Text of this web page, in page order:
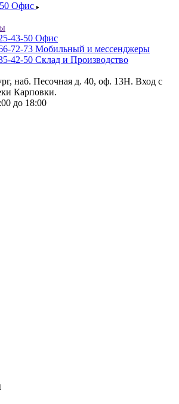
Офис
43-50 Офис
72-73 Мобильный и мессенджеры
42-50 Склад и Производство
наб. Песочная д. 40, оф. 13Н. Вход с
Карповки.
до 18:00